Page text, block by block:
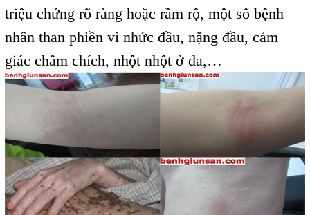
triệu chứng rõ ràng hoặc rầm rộ, một số bệnh
nhân than phiền vì nhức đầu, nặng đầu, cảm
giác châm chích, nhột nhột ở da,…